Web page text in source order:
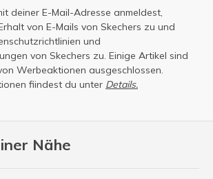
Nähe
deiner E-Mail-Adresse anmeldest,
von E-Mails von Skechers zu und
und
von Skechers zu. Einige Artikel sind
Werbeaktionen ausgeschlossen.
fiindest du unter Details.